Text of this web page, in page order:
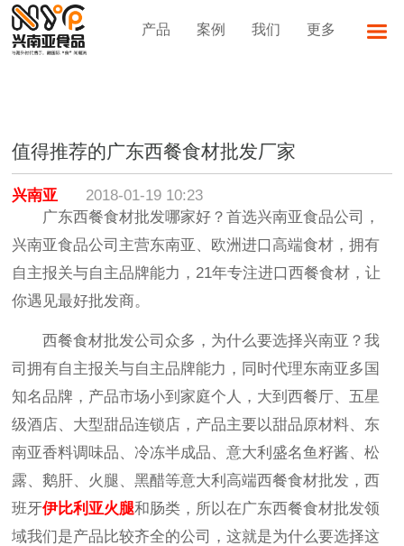
产品 案例 我们 更多
值得推荐的广东西餐食材批发厂家
兴南亚
2018-01-19 10:23
广东西餐食材批发哪家好？首选兴南亚食品公司，
兴南亚食品公司主营东南亚、欧洲进口高端食材，拥有
自主报关与自主品牌能力，21年专注进口西餐食材，让
你遇见最好批发商。
西餐食材批发公司众多，为什么要选择兴南亚？我
司拥有自主报关与自主品牌能力，同时代理东南亚多国
知名品牌，产品市场小到家庭个人，大到西餐厅、五星
级酒店、大型甜品连锁店，产品主要以甜品原材料、东
南亚香料调味品、冷冻半成品、意大利盛名鱼籽酱、松
露、鹅肝、火腿、黑醋等意大利高端西餐食材批发，西
班牙伊比利亚火腿和肠类，所以在广东西餐食材批发领
域我们是产品比较齐全的公司，这就是为什么要选择这